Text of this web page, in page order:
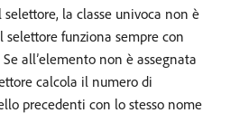
la classe univoca non è
selettore funziona sempre con
all’elemento non è assegnata
calcola il numero di
precedenti con lo stesso nome